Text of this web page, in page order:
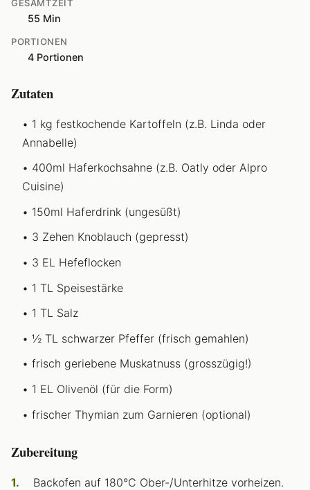
GESAMTZEIT
55 Min
PORTIONEN
4 Portionen
Zutaten
1 kg festkochende Kartoffeln (z.B. Linda oder
Annabelle)
400ml Haferkochsahne (z.B. Oatly oder Alpro
Cuisine)
150ml Haferdrink (ungesüßt)
3 Zehen Knoblauch (gepresst)
3 EL Hefeflocken
1 TL Speisestärke
1 TL Salz
½ TL schwarzer Pfeffer (frisch gemahlen)
frisch geriebene Muskatnuss (grosszügig!)
1 EL Olivenöl (für die Form)
frischer Thymian zum Garnieren (optional)
Zubereitung
Backofen auf 180°C Ober-/Unterhitze vorheizen.